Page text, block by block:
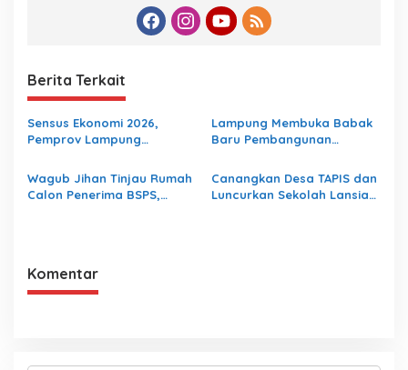
Berita Terkait
Sensus Ekonomi 2026,
Pemprov Lampung
Akurat untuk Kebijakan
Tepat Sasaran
Lampung Membuka Babak
Baru Pembangunan
Peluncuran Satelit
Lampung-1 Berbasis AI
Wagub Jihan Tinjau Rumah
Calon Penerima BSPS,
Canangkan Desa TAPIS dan
Luncurkan Sekolah Lansia
Komentar